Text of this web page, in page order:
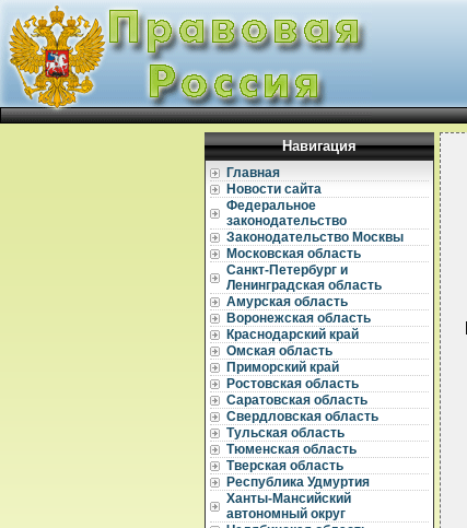
Навигация
Главная
Новости сайта
Федеральное
законодательство
Законодательство Москвы
Московская область
Санкт-Петербург и
Ленинградская область
Амурская область
Воронежская область
Краснодарский край
Омская область
Приморский край
Ростовская область
Саратовская область
Свердловская область
Тульская область
Тюменская область
Тверская область
Республика Удмуртия
Ханты-Мансийский
автономный округ